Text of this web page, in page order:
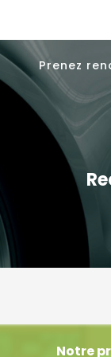
Prenez
Notre